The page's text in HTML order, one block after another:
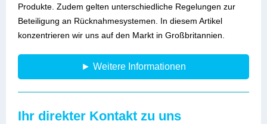
Produkte. Zudem gelten unterschiedliche Regelungen zur
Beteiligung an Rücknahmesystemen. In diesem Artikel
konzentrieren wir uns auf den Markt in Großbritannien.
► Weitere Informationen
Ihr direkter Kontakt zu uns